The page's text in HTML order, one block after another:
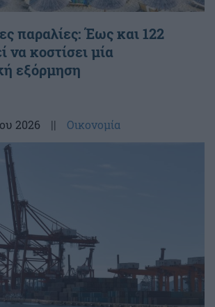
παραλίες: Έως και 122
να κοστίσει μία
εξόρμηση
2026 || Οικονομία